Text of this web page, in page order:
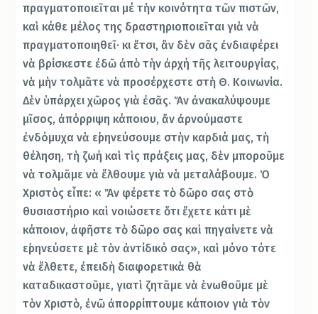
πραγματοποιεῖται μέ τὴν κοινότητα τῶν πιστῶν,
καὶ κάθε μέλος της δραστηριοποιεῖται γιὰ νὰ
πραγματοποιηθεῖ· κι ἔτσι, ἄν δὲν σᾶς ἐνδιαφέρει
νὰ βρίσκεστε ἐδῶ ἀπὸ τὴν ἀρχή τῆς λειτουργίας,
νὰ μὴν τολμᾶτε νὰ προσέρχεστε στὴ Θ. Κοινωνία.
Δὲν ὑπάρχει χῶρος γιὰ ἐσᾶς. Ἄν ἀνακαλύψουμε
μῖσος, ἀπόρριψη κάποιου, ἄν ἀρνούμαστε
ἐνδόμυχα νὰ εἰρηνεύσουμε στὴν καρδιά μας, τὴ
θέληση, τὴ ζωή καὶ τὶς πράξεις μας, δὲν μποροῦμε
νὰ τολμᾶμε νὰ ἔλθουμε γιὰ νὰ μεταλάβουμε. Ὁ
Χριστὸς εἶπε: « Ἄν φέρετε τὸ δῶρο σας στὸ
θυσιαστήριο καὶ νοιώσετε ὅτι ἔχετε κάτι μὲ
κάποιον, ἀφῆστε τὸ δῶρο σας καὶ πηγαίνετε νὰ
εἰρηνεύσετε μὲ τὸν ἀντίδικό σας», καὶ μόνο τότε
νὰ ἔλθετε, ἐπειδὴ διαφορετικὰ θὰ
καταδικαστοῦμε, γιατὶ ζητᾶμε νὰ ἑνωθοῦμε μὲ
τὸν Χριστὸ, ἐνῶ ἀπορρίπτουμε κάποιον γιὰ τὸν